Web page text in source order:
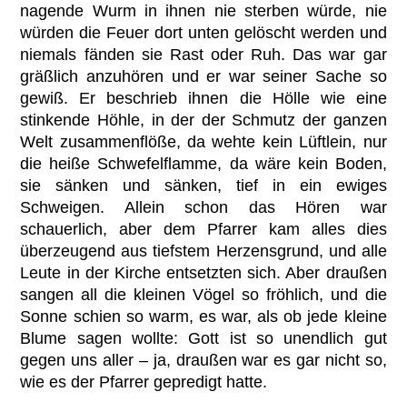
nagende Wurm in ihnen nie sterben würde, nie
würden die Feuer dort unten gelöscht werden und
niemals fänden sie Rast oder Ruh. Das war gar
gräßlich anzuhören und er war seiner Sache so
gewiß. Er beschrieb ihnen die Hölle wie eine
stinkende Höhle, in der der Schmutz der ganzen
Welt zusammenflöße, da wehte kein Lüftlein, nur
die heiße Schwefelflamme, da wäre kein Boden,
sie sänken und sänken, tief in ein ewiges
Schweigen. Allein schon das Hören war
schauerlich, aber dem Pfarrer kam alles dies
überzeugend aus tiefstem Herzensgrund, und alle
Leute in der Kirche entsetzten sich. Aber draußen
sangen all die kleinen Vögel so fröhlich, und die
Sonne schien so warm, es war, als ob jede kleine
Blume sagen wollte: Gott ist so unendlich gut
gegen uns aller – ja, draußen war es gar nicht so,
wie es der Pfarrer gepredigt hatte.